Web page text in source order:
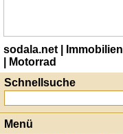
sodala.net | Immobilien
| Motorrad
Schnellsuche
Menü